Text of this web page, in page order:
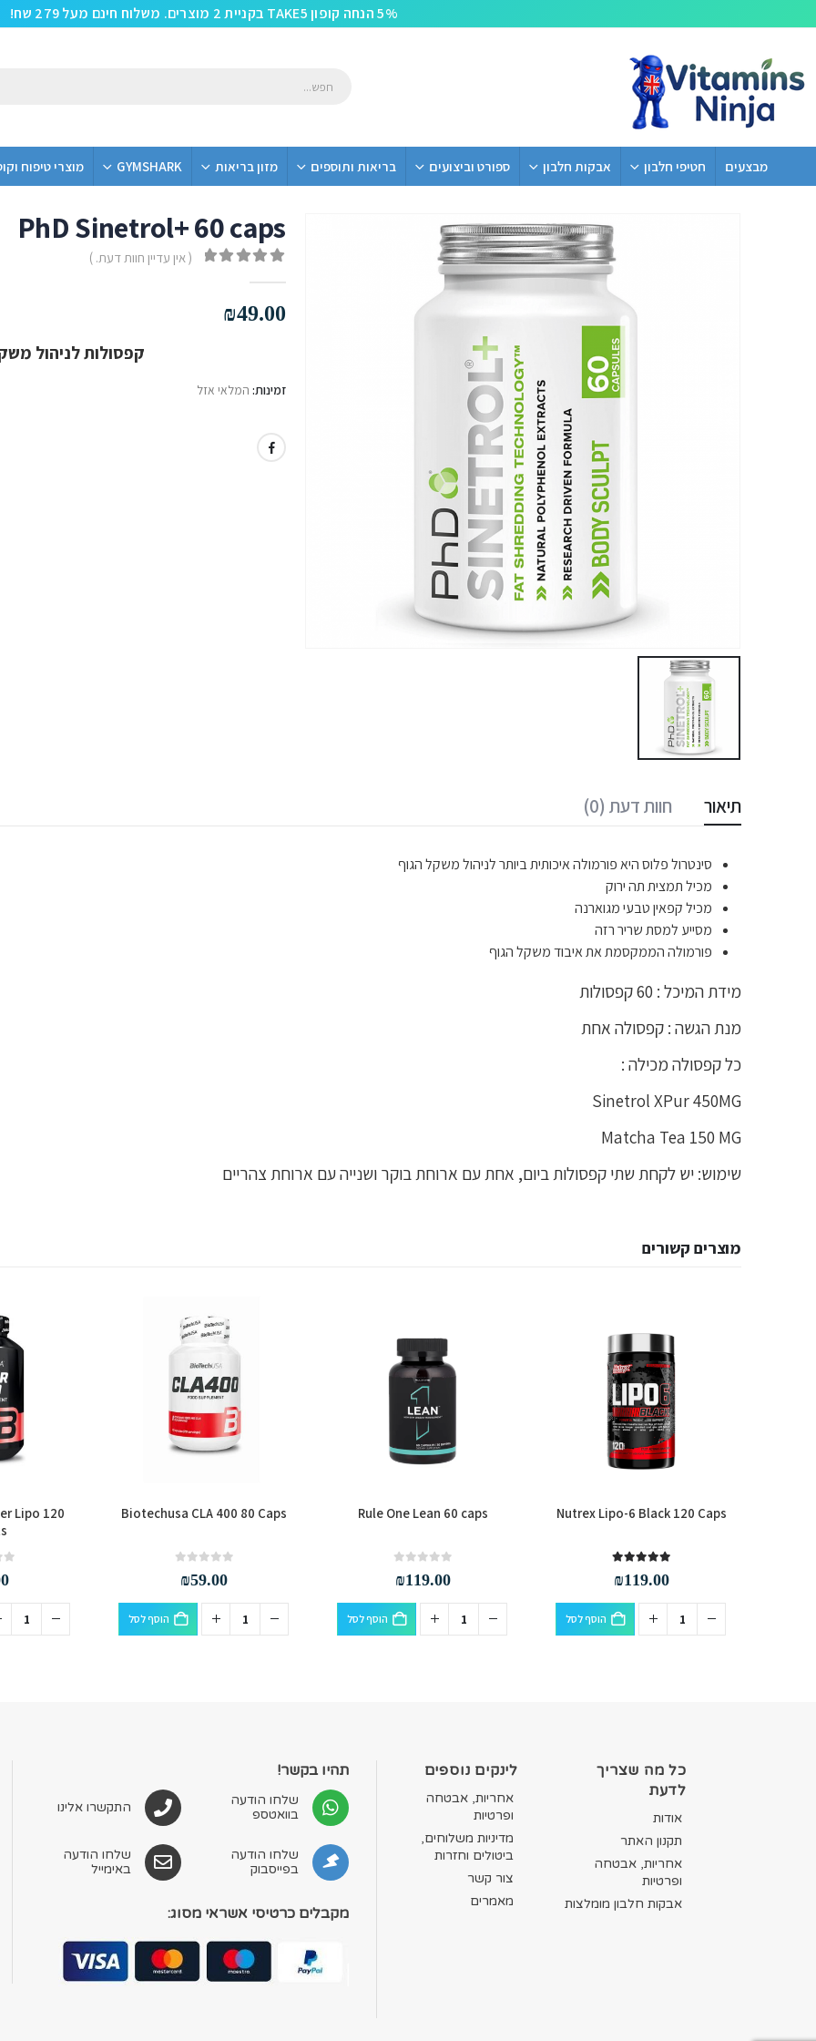
5% הנחה קופון TAKE5 בקניית 2 מוצרים. משלוח חינם מעל 279 שח!
מבצעים חטיפי חלבון אבקות חלבון ספורט וביצועים בריאות ותוספים מזון בריאות GYMSHARK מוצרי טיפוח
PhD Sinetrol+ 60 caps
( אין עדיין חוות דעת. )
₪49.00
קפסולות לניהול
זמינות: המלאי אזל
תיאור חוות דעת (0)
סינטרול פלוס היא פורמולה איכותית ביותר לניהול משקל הגוף
מכיל תמצית תה ירוק
מכיל קפאין טבעי מגוארנה
מסייע למסת שריר רזה
פורמולה הממקסמת את איבוד משקל הגוף
מידת המיכל : 60 קפסולות
מנת הגשה : קפסולה אחת
כל קפסולה מכילה :
Sinetrol XPur 450MG
Matcha Tea 150 MG
שימוש: יש לקחת שתי קפסולות ביום, אחת עם ארוחת בוקר ושנייה עם ארוחת צהריים
מוצרים קשורים
Nutrex Lipo-6 Black 120 Caps
₪119.00
הוסף לסל
Rule One Lean 60 caps
₪119.00
הוסף לסל
Biotechusa CLA 400 80 Caps
₪59.00
הוסף לסל
Lipo 120
כל מה שצריך
לדעת
אודות
תקנון האתר
אחריות, אבטחה
ופרטיות
אבקות חלבון מומלצות
לינקים נוספים
אחריות, אבטחה
ופרטיות
מדיניות משלוחים,
ביטולים וחזרות
צור קשר
מאמרים
תהיו בקשר!
שלחו הודעה
בוואטספ
שלחו הודעה
בפייסבוק
התקשרו אלינו
שלחו הודעה
באימייל
מקבלים כרטיסי אשראי מסוג: